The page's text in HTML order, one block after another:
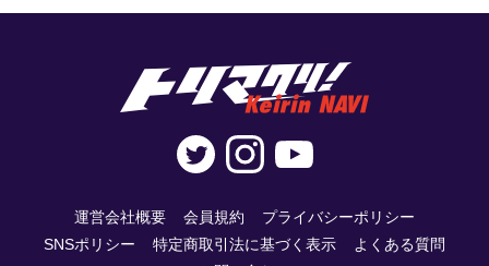
運営会社概要 会員規約
プライバシーポリシー
SNSポリシー
特定商取引法に基づく表示
よくある質問